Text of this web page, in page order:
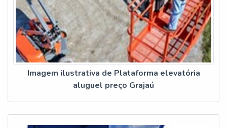
Imagem ilustrativa de Plataforma elevatória
aluguel preço Grajaú